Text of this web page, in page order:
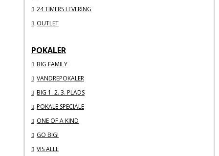
24 TIMERS LEVERING
OUTLET
POKALER
BIG FAMILY
VANDREPOKALER
BIG 1. 2. 3. PLADS
POKALE SPECIALE
ONE OF A KIND
GO BIG!
VIS ALLE